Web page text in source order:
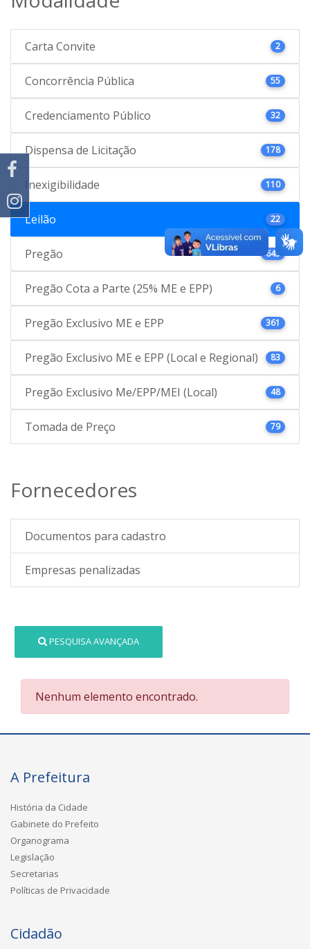
Carta Convite 2
Concorrência Pública 55
Credenciamento Público 32
Dispensa de Licitação 178
Inexigibilidade 110
Leilão 22
Pregão 645
Pregão Cota a Parte (25% ME e EPP) 6
Pregão Exclusivo ME e EPP 361
Pregão Exclusivo ME e EPP (Local e Regional) 83
Pregão Exclusivo Me/EPP/MEI (Local) 48
Tomada de Preço 79
Fornecedores
Documentos para cadastro
Empresas penalizadas
PESQUISA AVANÇADA
Nenhum elemento encontrado.
A Prefeitura
História da Cidade
Gabinete do Prefeito
Organograma
Legislação
Secretarias
Políticas de Privacidade
Cidadão